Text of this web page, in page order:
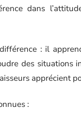
dans
: il
des situations
apprécient
: